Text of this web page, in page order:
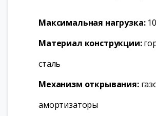
Максимальная нагрузка:
Материал конструкции:
сталь
Механизм открывания:
амортизаторы